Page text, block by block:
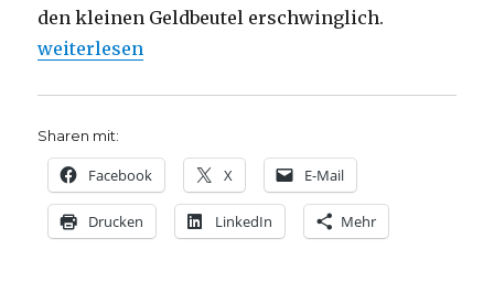
den kleinen Geldbeutel erschwinglich.
„Originelle Nacherzählung der Bibel, Rezension
weiterlesen
Sharen mit:
Facebook X E-Mail
Drucken LinkedIn Mehr